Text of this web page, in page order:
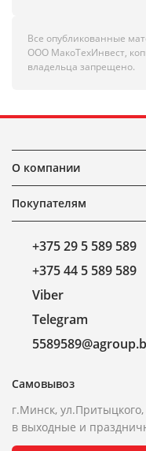
Все опубликованные
ООО МакоТехИнвест,
владельца запрещено.
О компании
Покупателям
+375 29 5 589 589
+375 44 5 589 589
Viber
Telegram
Самовывоз
г.Минск,
в выходные и